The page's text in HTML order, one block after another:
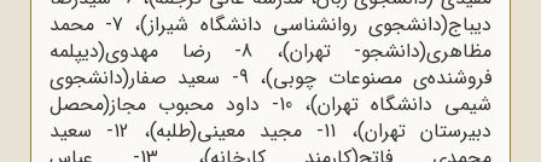
دیباج(دانشجوی روانشناسی دانشگاه شیراز)، 7- محمد
مظاهری(دانشجو- تهران)، 8- رضا مهدوی(دیپلمه
فروشنده‌ی مصنوعات چوبی)، 9- سعید صفار(دانشجوی
شیمی دانشگاه تهران)، 10- داود محبوب‌ مجاز(محصل
دبیرستان تهران)، 11- مجید معینی(طلبه)، 12- سعید